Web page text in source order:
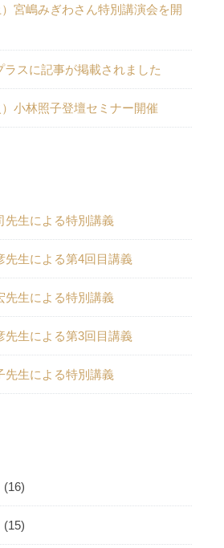
宮嶋みぎわさん特別講演会を開
スに記事が掲載されました
小林照子登壇セミナー開催
生による特別講義
生による第4回目講義
生による特別講義
生による第3回目講義
生による特別講義
(16)
(15)